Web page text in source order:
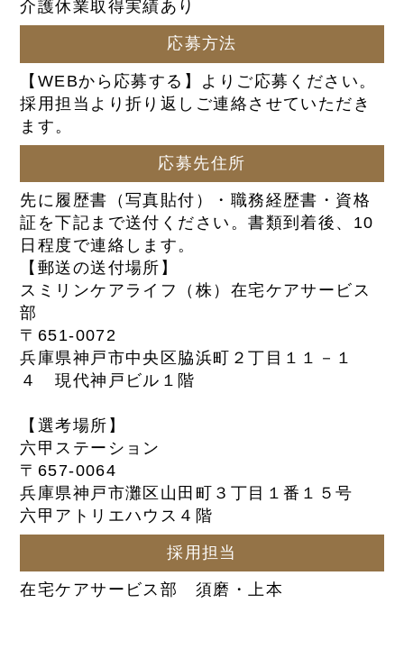
介護休業取得実績あり
応募方法
【WEBから応募する】よりご応募ください。
採用担当より折り返しご連絡させていただき
ます。
応募先住所
先に履歴書（写真貼付）・職務経歴書・資格
証を下記まで送付ください。書類到着後、10
日程度で連絡します。
【郵送の送付場所】
スミリンケアライフ（株）在宅ケアサービス
部
〒651-0072
兵庫県神戸市中央区脇浜町２丁目１１－１
４ 現代神戸ビル１階
【選考場所】
六甲ステーション
〒657-0064
兵庫県神戸市灘区山田町３丁目１番１５号
六甲アトリエハウス４階
採用担当
在宅ケアサービス部 須磨・上本